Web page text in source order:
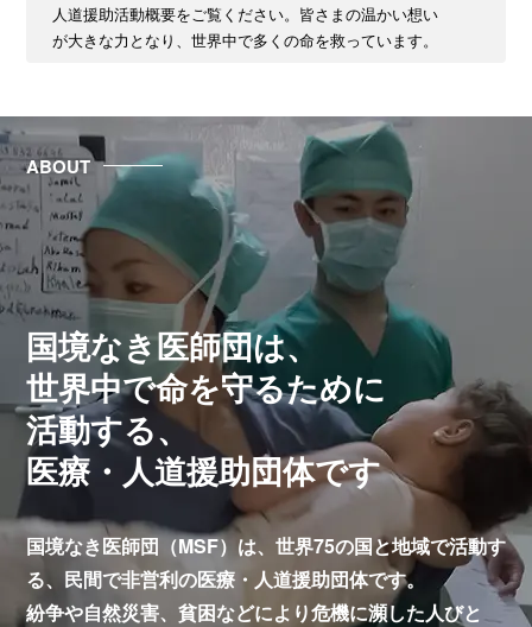
人道援助活動概要をご覧ください。皆さまの温かい想い
が大きな力となり、世界中で多くの命を救っています。
ABOUT
国境なき医師団は、
世界中で命を守るために
活動する、
医療・人道援助団体です
国境なき医師団（MSF）は、世界75の国と地域で活動す
る、 民間で非営利の医療・人道援助団体です。
紛争や自然災害、貧困などにより危機に瀕した人びと